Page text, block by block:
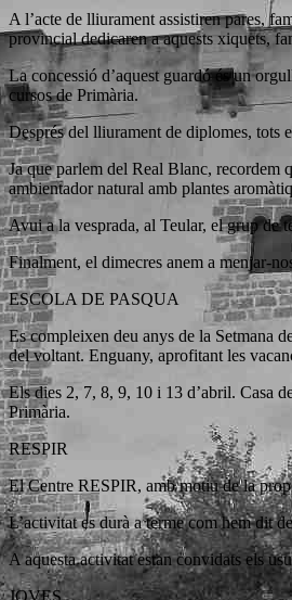
A l’acte de lliurament assistiren pares,
provincial dedicaren a aquests xiquets,
La concessió d’aquest guardó és un
cursos de Primària.
Després del lliurament de diplomes, tots
Ja que parlem del Real Blanc, recordem
ambientador natural amb plantes
Avui a la vesprada, al Teular, el grup de
Finalment, el dimecres anem a menjar-
ESCOLA DE PASQUA
Es compleixen deu anys de la Setmana
del voltant. Enguany, aprofitant les
Els dies 2, 7, 8, 9, 10 i 13 d’abril. Casa
Primària.
RESPIR
El Centre RESPIR, amb motiu de la
L’activitat es durà a terme com hem dit
A aquesta activitat estan convidats els
JOVES